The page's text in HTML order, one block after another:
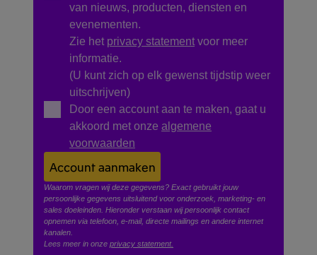
van nieuws, producten, diensten en
evenementen.
Zie het privacy statement voor meer
informatie.
(U kunt zich op elk gewenst tijdstip weer
uitschrijven)
Door een account aan te maken, gaat u
akkoord met onze algemene
voorwaarden
Account aanmaken
Waarom vragen wij deze gegevens? Exact gebruikt jouw
persoonlijke gegevens uitsluitend voor onderzoek, marketing- en
sales doeleinden. Hieronder verstaan wij persoonlijk contact
opnemen via telefoon, e-mail, directe mailings en andere internet
kanalen.
Lees meer in onze privacy statement.